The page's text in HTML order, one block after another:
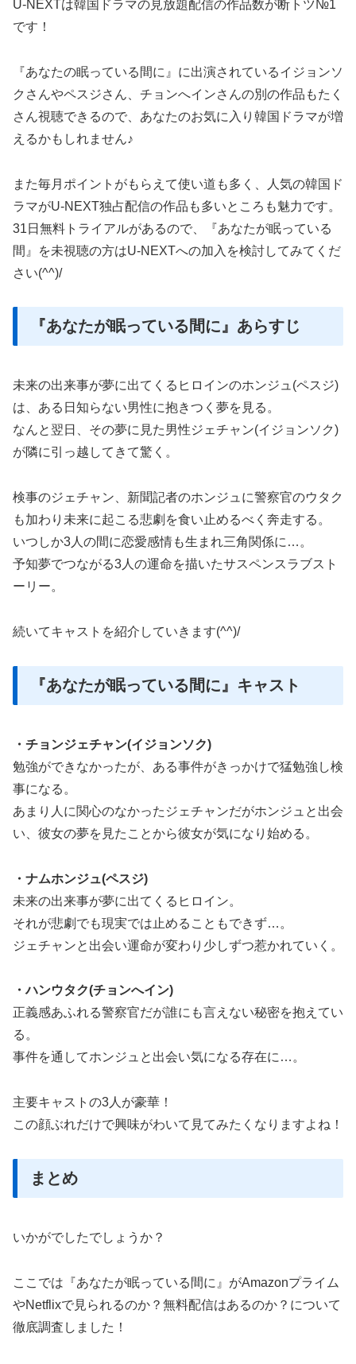
U-NEXTは韓国ドラマの見放題配信の作品数が断トツ№1
です！
『あなたの眠っている間に』に出演されているイジョンソ
クさんやペスジさん、チョンへインさんの別の作品もたく
さん視聴できるので、あなたのお気に入り韓国ドラマが増
えるかもしれません♪
また毎月ポイントがもらえて使い道も多く、人気の韓国ド
ラマがU-NEXT独占配信の作品も多いところも魅力です。
31日無料トライアルがあるので、『あなたが眠っている
間』を未視聴の方はU-NEXTへの加入を検討してみてくだ
さい(^^)/
『あなたが眠っている間に』あらすじ
未来の出来事が夢に出てくるヒロインのホンジュ(ペスジ)
は、ある日知らない男性に抱きつく夢を見る。
なんと翌日、その夢に見た男性ジェチャン(イジョンソク)
が隣に引っ越してきて驚く。
検事のジェチャン、新聞記者のホンジュに警察官のウタク
も加わり未来に起こる悲劇を食い止めるべく奔走する。
いつしか3人の間に恋愛感情も生まれ三角関係に…。
予知夢でつながる3人の運命を描いたサスペンスラブスト
ーリー。
続いてキャストを紹介していきます(^^)/
『あなたが眠っている間に』キャスト
・チョンジェチャン(イジョンソク)
勉強ができなかったが、ある事件がきっかけで猛勉強し検
事になる。
あまり人に関心のなかったジェチャンだがホンジュと出会
い、彼女の夢を見たことから彼女が気になり始める。
・ナムホンジュ(ペスジ)
未来の出来事が夢に出てくるヒロイン。
それが悲劇でも現実では止めることもできず…。
ジェチャンと出会い運命が変わり少しずつ惹かれていく。
・ハンウタク(チョンへイン)
正義感あふれる警察官だが誰にも言えない秘密を抱えてい
る。
事件を通してホンジュと出会い気になる存在に…。
主要キャストの3人が豪華！
この顔ぶれだけで興味がわいて見てみたくなりますよね！
まとめ
いかがでしたでしょうか？
ここでは『あなたが眠っている間に』がAmazonプライム
やNetflixで見られるのか？無料配信はあるのか？について
徹底調査しました！